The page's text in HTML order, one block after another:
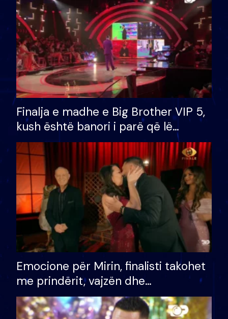
Finalja e madhe e Big Brother VIP 5,
kush është banori i parë që lë
shtëpinë dhe humb mundësinë për
të fituar çmimin e madh
Emocione për Mirin, finalisti takohet
me prindërit, vajzën dhe
bashkëshorten: S’kemi ndonjë letër
divorci apo jo?